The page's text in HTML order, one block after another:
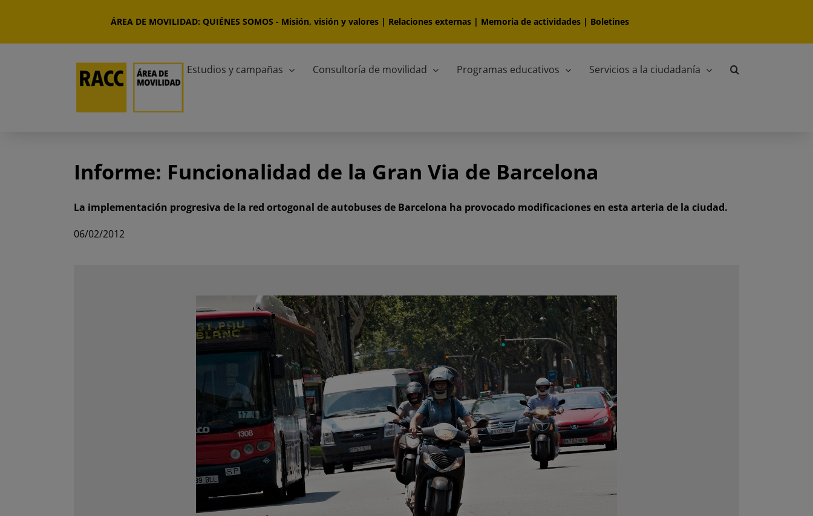
ÁREA DE MOVILIDAD: QUIÉNES SOMOS - Misión, visión y valores| Relaciones externas| Memoria de actividades| Boletines
Estudios y campañas Consultoría de movilidad Programas educativos Servicios a la ciudadanía
Informe: Funcionalidad de la Gran Via de Barcelona
La implementación progresiva de la red ortogonal de autobuses de Barcelona ha provocado modificaciones en esta arteria de la ciudad.
06/02/2012